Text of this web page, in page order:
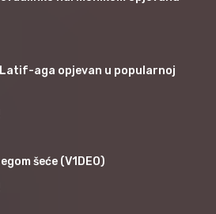
aga opjevan u popularnoj
šeće (V1DEO)